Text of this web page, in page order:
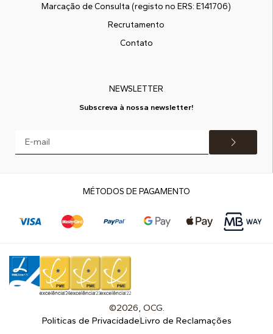
Marcação de Consulta (registo no ERS: E141706)
Recrutamento
Contato
NEWSLETTER
Subscreva à nossa newsletter!
MÉTODOS DE PAGAMENTO
©2026, OCG.
Politicas de PrivacidadeLivro de Reclamações